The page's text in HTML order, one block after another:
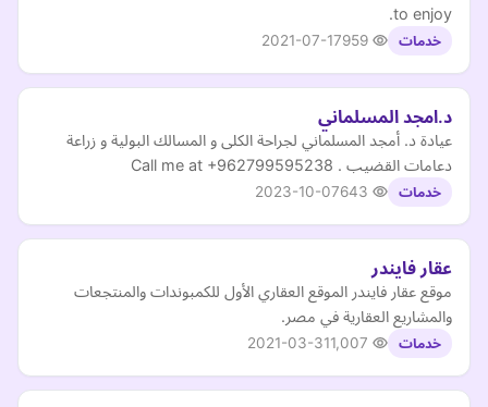
to enjoy.
خدمات 2021-07-17
د.امجد المسلماني
عيادة د. أمجد المسلماني لجراحة الكلى و المسالك البولية و زراعة
دعامات القضيب . Call me at +962799595238
خدمات 2023-10-07
عقار فايندر
موقع عقار فايندر الموقع العقاري الأول للكمبوندات والمنتجعات
والمشاريع العقارية في مصر.
خدمات 2021-03-31